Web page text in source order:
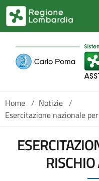
Salta al contenuto principale
Home / Notizie /
Esercitazione nazionale